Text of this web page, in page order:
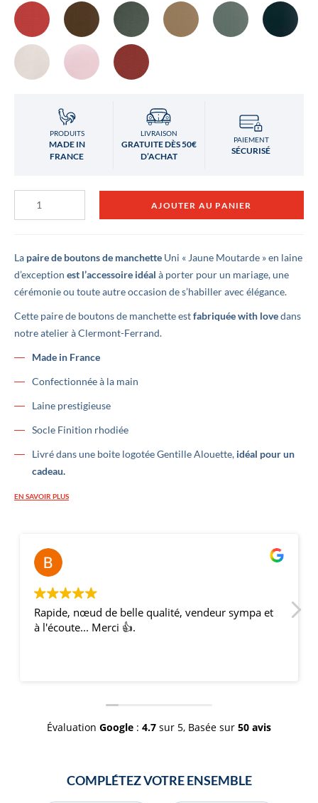
PRODUITS
MADE IN
FRANCE
LIVRAISON
GRATUITE DÈS 50€
D’ACHAT
PAIEMENT
SÉCURISÉ
Boutons
Jaune
Moutarde
AJOUTER AU PANIER
La paire de boutons de manchette Uni « Jaune Moutarde » en laine
d’exception est l’accessoire idéal à porter pour un mariage, une
cérémonie ou toute autre occasion de s’habiller avec élégance.
Cette paire de boutons de manchette estfabriquée with lovedans
notre atelier à Clermont-Ferrand.
Made in France
Confectionnée à la main
Laine prestigieuse
Socle Finition rhodiée
Livré dans une boite logotée Gentille Alouette, idéal pour un
cadeau.
EN SAVOIR PLUS
vendeur sympa et
Une très belle offre de
Évaluation Google : 4.7 sur 5, Basée sur 50 avis
COMPLÉTEZ VOTRE ENSEMBLE